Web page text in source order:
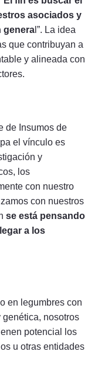
asociados y
genera l”. La idea
que contribuyan a
y alineada con
de Insumos de
el vínculo es
y
los
con nuestro
con nuestros
se está pensando
a los
en legumbres con
genética, nosotros
potencial los
u otras entidades